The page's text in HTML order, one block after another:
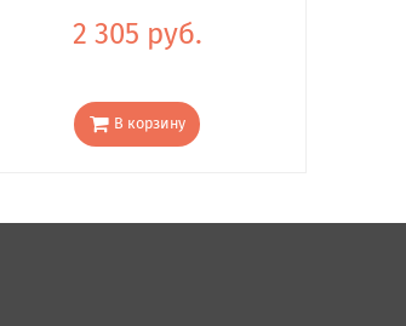
2 305 руб.
В корзину